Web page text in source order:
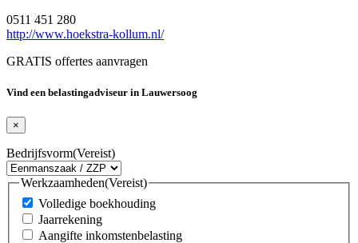
0511 451 280
http://www.hoekstra-kollum.nl/
GRATIS offertes aanvragen
Vind een belastingadviseur in Lauwersoog
×
Bedrijfsvorm(Vereist)
Werkzaamheden(Vereist)
Volledige boekhouding
Jaarrekening
Aangifte inkomstenbelasting